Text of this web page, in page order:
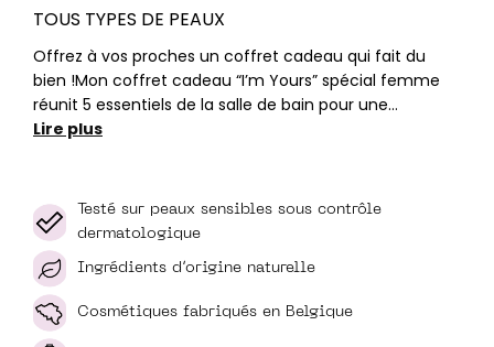
client
TOUS TYPES DE PEAUX
Offrez à vos proches un coffret cadeau qui fait du
bien !Mon coffret cadeau “I’m Yours” spécial femme
réunit 5 essentiels de la salle de bain pour une…
Lire plus
Testé sur peaux sensibles sous contrôle
dermatologique
Ingrédients d’origine naturelle
Cosmétiques fabriqués en Belgique